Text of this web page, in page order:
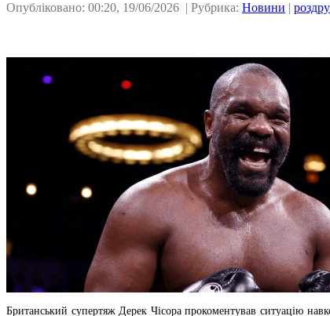
Опубліковано: 00:20, 19/06/2026 | Рубрика: Новини |
Британський супертяж Дерек Чісора прокоментував ситуацію